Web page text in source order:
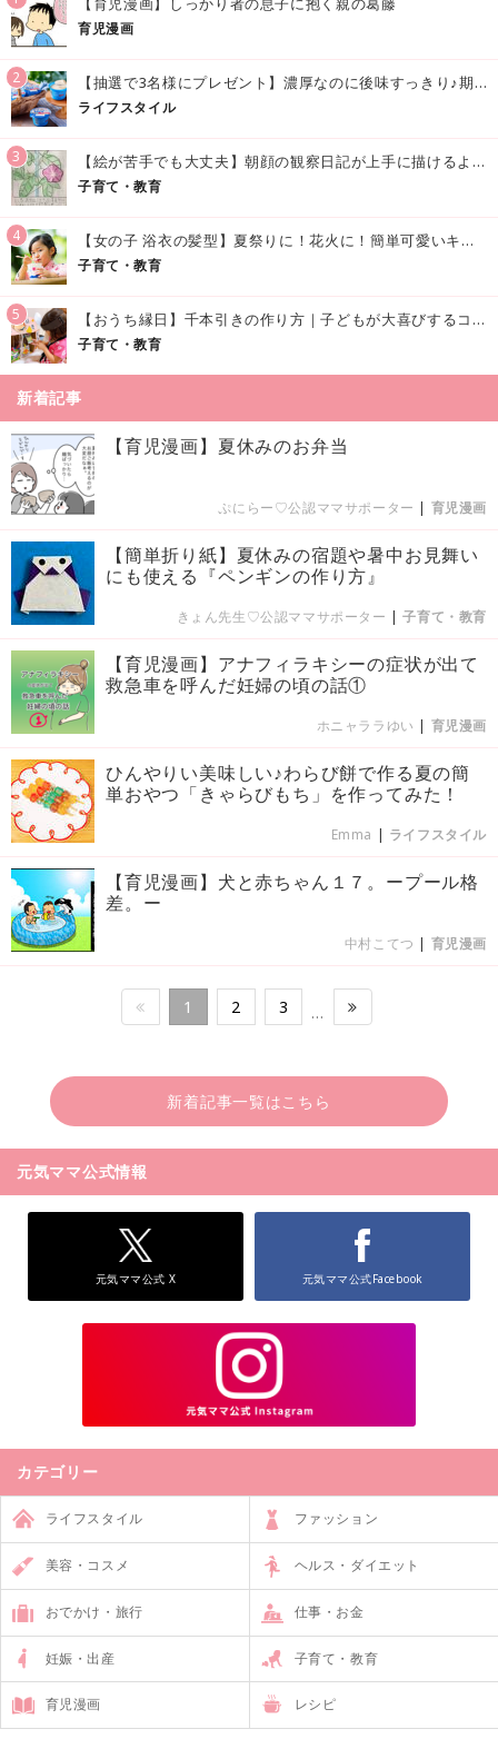
育児漫画
2 【抽選で3名様にプレゼント】濃厚なのに後味すっきり♪期間限定の「メイトーのなめらかプリン カルピス®入りソース」で夏を味わおう！
ライフスタイル
3 【絵が苦手でも大丈夫】朝顔の観察日記が上手に描けるようになる方法｜イラスト付き
子育て・教育
4 【女の子 浴衣の髪型】夏祭りに！花火に！簡単可愛いキッズの浴衣ヘアアレンジまとめ
子育て・教育
5 【おうち縁日】千本引きの作り方｜子どもが大喜びするコツやアイデア♪
子育て・教育
新着記事
【育児漫画】夏休みのお弁当
ぷにらー♡公認ママサポーター | 育児漫画
【簡単折り紙】夏休みの宿題や暑中お見舞い
にも使える『ペンギンの作り方』
きょん先生♡公認ママサポーター |子育て・教育
【育児漫画】アナフィラキシーの症状が出て
救急車を呼んだ妊婦の頃の話①
ホニャララゆい | 育児漫画
ひんやりい美味しい♪わらび餅で作る夏の簡
単おやつ「きゃらびもち」を作ってみた！
Emma | ライフスタイル
【育児漫画】犬と赤ちゃん１７。ープール格
差。ー
中村こてつ | 育児漫画
1 2 3 …
新着記事一覧はこちら
元気ママ公式情報
元気ママ公式 X 元気ママ公式Facebook
カテゴリー
ライフスタイル ファッション
美容・コスメ ヘルス・ダイエット
おでかけ・旅行 仕事・お金
妊娠・出産 子育て・教育
育児漫画 レシピ